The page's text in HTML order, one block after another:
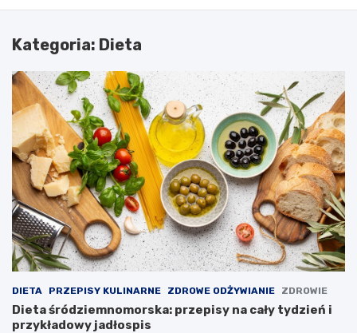
Kategoria: Dieta
DIETA PRZEPISY KULINARNE ZDROWE ODŻYWIANIE ZDROWIE
Dieta śródziemnomorska: przepisy na cały tydzień i
przykładowy jadłospis